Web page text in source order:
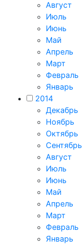
Август
Июль
Июнь
Май
Апрель
Март
Февраль
Январь
2014
Декабрь
Ноябрь
Октябрь
Сентябрь
Август
Июль
Июнь
Май
Апрель
Март
Февраль
Январь